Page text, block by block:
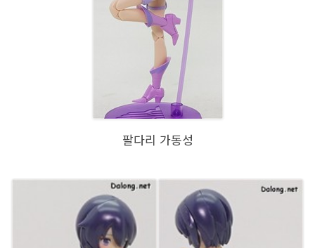
팔다리 가동성